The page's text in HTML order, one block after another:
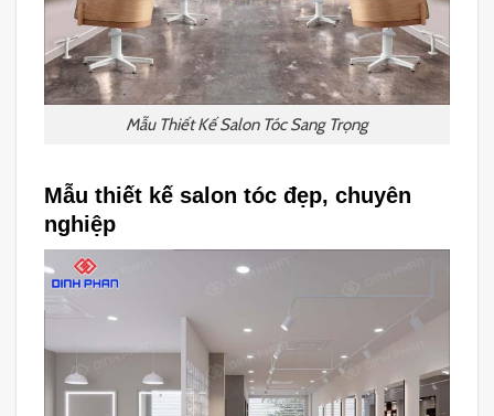
Mẫu Thiết Kế Salon Tóc Sang Trọng
Mẫu thiết kế salon tóc đẹp, chuyên
nghiệp